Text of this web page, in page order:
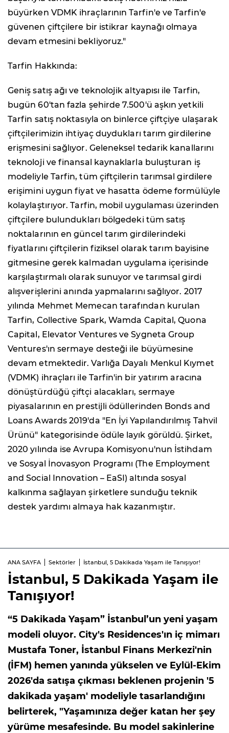
büyürken VDMK ihraçlarının Tarfin'e ve Tarfin'e
güvenen çiftçilere bir istikrar kaynağı olmaya
devam etmesini bekliyoruz."
Tarfin Hakkında:
Geniş satış ağı ve teknolojik altyapısı ile Tarfin,
bugün 60'tan fazla şehirde 7.500'ü aşkın yetkili
Tarfin satış noktasıyla on binlerce çiftçiye ulaşarak
çiftçilerimizin ihtiyaç duydukları tarım girdilerine
erişmesini sağlıyor. Geleneksel tedarik kanallarını
teknoloji ve finansal kaynaklarla buluşturan iş
modeliyle Tarfin, tüm çiftçilerin tarımsal girdilere
erişimini uygun fiyat ve hasatta ödeme formülüyle
kolaylaştırıyor. Tarfin, mobil uygulaması üzerinden
çiftçilere bulundukları bölgedeki tüm satış
noktalarının en güncel tarım girdilerindeki
fiyatlarını çiftçilerin fiziksel olarak tarım bayisine
gitmesine gerek kalmadan uygulama içerisinde
karşılaştırmalı olarak sunuyor ve tarımsal girdi
alışverişlerini anında yapmalarını sağlıyor. 2017
yılında Mehmet Memecan tarafından kurulan
Tarfin, Collective Spark, Wamda Capital, Quona
Capital, Elevator Ventures ve Sygneta Group
Ventures'ın sermaye desteği ile büyümesine
devam etmektedir. Varlığa Dayalı Menkul Kıymet
(VDMK) ihraçları ile Tarfin'in bir yatırım aracına
dönüştürdüğü çiftçi alacakları, sermaye
piyasalarının en prestijli ödüllerinden Bonds and
Loans Awards 2019'da "En İyi Yapılandırılmış Tahvil
Ürünü" kategorisinde ödüle layık görüldü. Şirket,
2020 yılında ise Avrupa Komisyonu'nun İstihdam
ve Sosyal İnovasyon Programı (The Employment
and Social Innovation – EaSI) altında sosyal
kalkınma sağlayan şirketlere sunduğu teknik
destek yardımı almaya hak kazanmıştır.
ANA SAYFA Sektörler İstanbul, 5 Dakikada Yaşam ile Tanışıyor!
İstanbul, 5 Dakikada Yaşam ile
Tanışıyor!
“5 Dakikada Yaşam” İstanbul’un yeni yaşam
modeli oluyor. City's Residences'ın iç mimarı
Mustafa Toner, İstanbul Finans Merkezi'nin
(İFM) hemen yanında yükselen ve Eylül-Ekim
2026'da satışa çıkması beklenen projenin '5
dakikada yaşam' modeliyle tasarlandığını
belirterek, "Yaşamınıza değer katan her şey
yürüme mesafesinde. Bu model sakinlerine